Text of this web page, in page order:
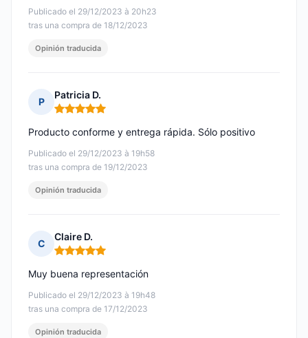
Publicado el 29/12/2023 à 20h23
tras una compra de 18/12/2023
Opinión traducida
P
Patricia D.
Nota: 5 de 5
Publicado el 29/12/2023 à 19h58
tras una compra de 19/12/2023
Producto conforme y entrega rápida. Sólo positivo
Opinión traducida
C
Claire D.
Nota: 5 de 5
Publicado el 29/12/2023 à 19h48
tras una compra de 17/12/2023
Muy buena representación
Opinión traducida